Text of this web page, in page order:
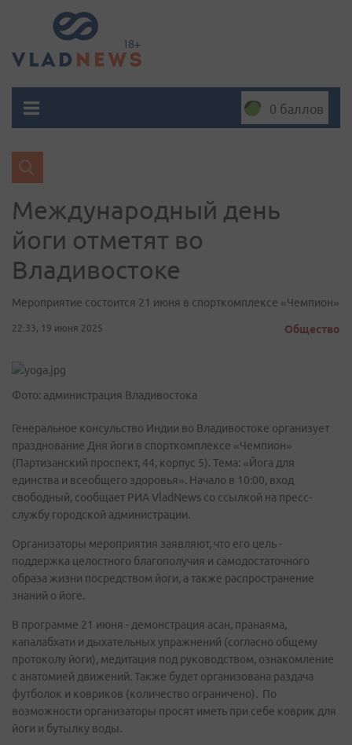
0 баллов
Международный день
йоги отметят во
Владивостоке
Мероприятие состоится 21 июня в спорткомплексе «Чемпион»
22:33, 19 июня 2025 Общество
Фото: администрация Владивостока
Генеральное консульство Индии во Владивостоке организует
празднование Дня йоги в спорткомплексе «Чемпион»
(Партизанский проспект, 44, корпус 5). Тема: «Йога для
единства и всеобщего здоровья». Начало в 10:00, вход
свободный, сообщает РИА VladNews со ссылкой на пресс-
службу городской администрации.
Организаторы мероприятия заявляют, что его цель -
поддержка целостного благополучия и самодостаточного
образа жизни посредством йоги, а также распространение
знаний о йоге.
В программе 21 июня - демонстрация асан, пранаяма,
капалабхати и дыхательных упражнений (согласно общему
протоколу йоги), медитация под руководством, ознакомление
с анатомией движений. Также будет организована раздача
футболок и ковриков (количество ограничено). По
возможности организаторы просят иметь при себе коврик для
йоги и бутылку воды.